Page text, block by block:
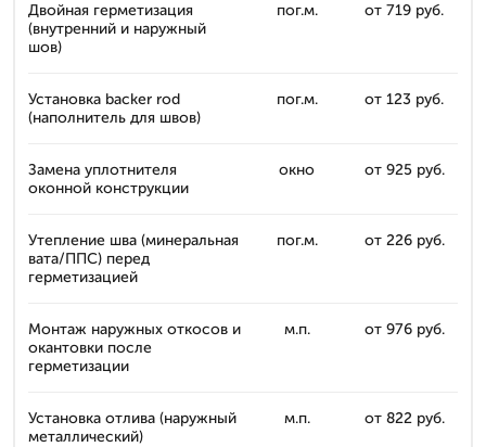
Двойная герметизация
(внутренний и наружный
шов)
пог.м. от 719 руб.
Установка backer rod
(наполнитель для швов)
пог.м. от 123 руб.
Замена уплотнителя
оконной конструкции
окно от 925 руб.
Утепление шва (минеральная
вата/ППС) перед
герметизацией
пог.м. от 226 руб.
Монтаж наружных откосов и
окантовки после
герметизации
м.п. от 976 руб.
Установка отлива (наружный
металлический)
м.п. от 822 руб.